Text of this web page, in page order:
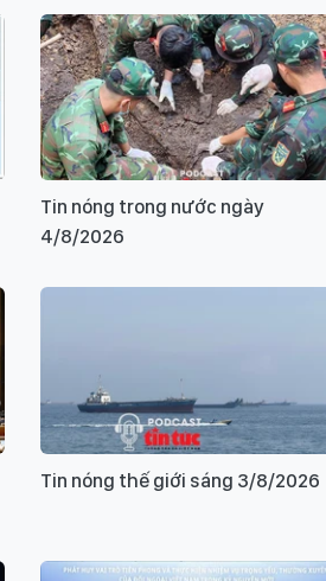
Tin nóng trong nước ngày
4/8/2026
Tin nóng thế giới sáng 3/8/2026